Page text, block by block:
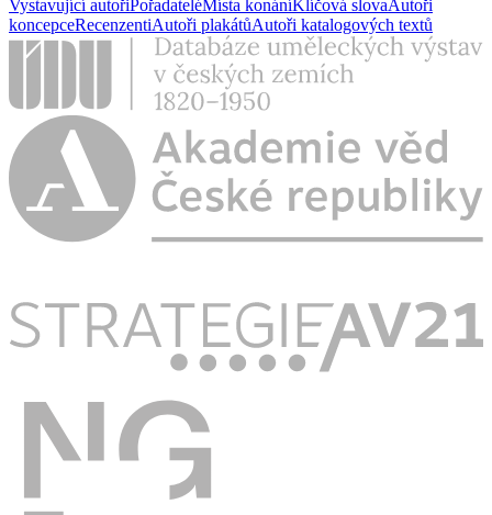
Vystavující autořiPořadateléMísta konáníKlíčová slovaAutoři
koncepceRecenzentiAutoři plakátůAutoři katalogových textů